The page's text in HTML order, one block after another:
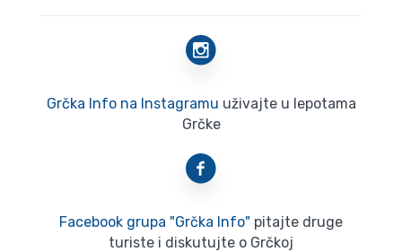
Grčka Info na Instagramu uživajte u lepotama
Grčke
Facebook grupa "Grčka Info" pitajte druge
turiste i diskutujte o Grčkoj